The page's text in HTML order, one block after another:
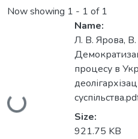
Now showing 1 - 1 of 1
Loading...
Name:
Л. В. Ярова,
процесу в
Size:
921.75 KB